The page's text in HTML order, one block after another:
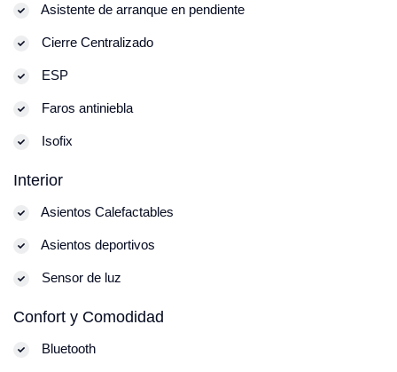
Asistente de arranque en pendiente
Cierre Centralizado
ESP
Faros antiniebla
Isofix
Interior
Asientos Calefactables
Asientos deportivos
Sensor de luz
Confort y Comodidad
Bluetooth